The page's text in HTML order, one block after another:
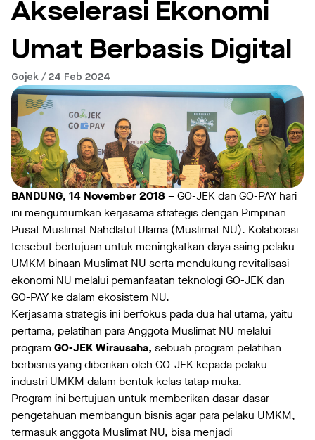
Akselerasi Ekonomi
Umat Berbasis Digital
Gojek / 24 Feb 2024
BANDUNG, 14 November 2018– GO-JEK dan GO-PAY hari
ini mengumumkan kerjasama strategis dengan Pimpinan
Pusat Muslimat Nahdlatul Ulama (Muslimat NU). Kolaborasi
tersebut bertujuan untuk meningkatkan daya saing pelaku
UMKM binaan Muslimat NU serta mendukung revitalisasi
ekonomi NU melalui pemanfaatan teknologi GO-JEK dan
GO-PAY ke dalam ekosistem NU.
Kerjasama strategis ini berfokus pada dua hal utama, yaitu
pertama, pelatihan para Anggota Muslimat NU melalui
program GO-JEK Wirausaha, sebuah program pelatihan
berbisnis yang diberikan oleh GO-JEK kepada pelaku
industri UMKM dalam bentuk kelas tatap muka.
Program ini bertujuan untuk memberikan dasar-dasar
pengetahuan membangun bisnis agar para pelaku UMKM,
termasuk anggota Muslimat NU, bisa menjadi